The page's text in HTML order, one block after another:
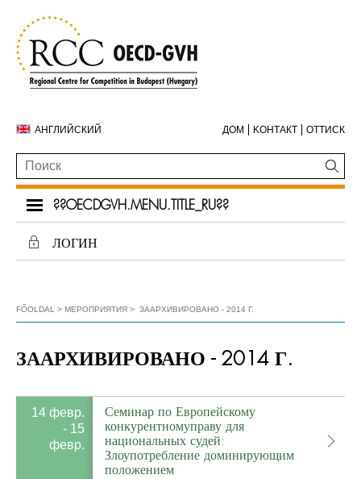
АНГЛИЙСКИЙ ДОМ KОНТАКТ ОТТИСК
??OECDGVH.MENU.TITLE_RU??
ЛОГИН
FŐOLDAL МЕРОПРИЯТИЯ ЗААРХИВИРОВАНО - 2014 Г.
ЗААРХИВИРОВАНО - 2014 Г.
14 февр.
- 15
февр.
Семинар по Европейскому
конкурентномуправу для
национальных судей:
Злоупотребление доминирующим
положением